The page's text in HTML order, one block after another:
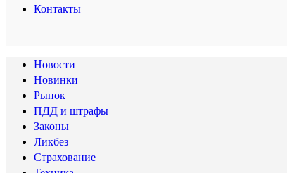
Контакты
Новости
Новинки
Рынок
ПДД и штрафы
Законы
Ликбез
Страхование